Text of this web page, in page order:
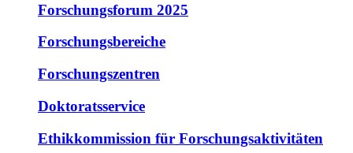
Forschungsforum 2025
Forschungsbereiche
Forschungszentren
Doktoratsservice
Ethikkommission für Forschungsaktivitäten